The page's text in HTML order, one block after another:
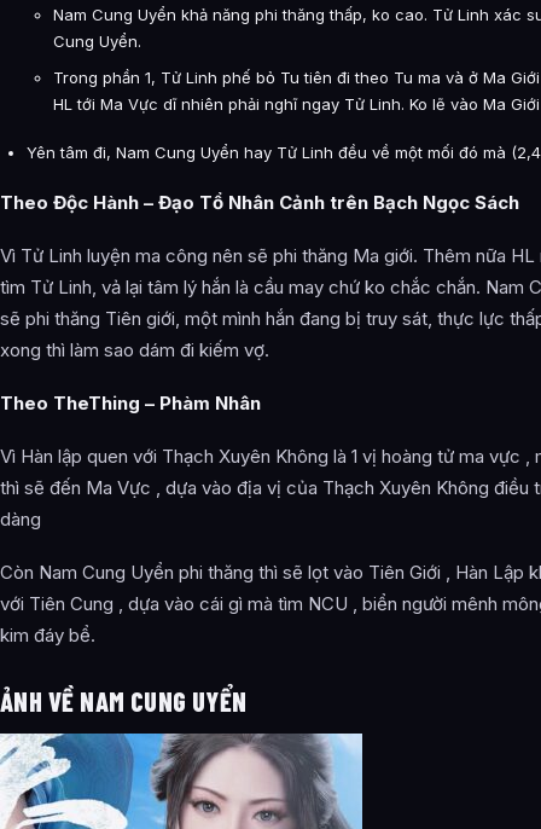
Nam Cung Uyển khả năng phi thăng thấp, ko cao. Tử Linh xác
Cung Uyển.
Trong phần 1, Tử Linh phế bỏ Tu tiên đi theo Tu ma và ở Ma
HL tới Ma Vực dĩ nhiên phải nghĩ ngay Tử Linh. Ko lẽ vào Ma
Yên tâm đi, Nam Cung Uyển hay Tử Linh đều về một mối đó mà
Theo Độc Hành – Đạo Tổ Nhân Cảnh trên Bạch Ngọc Sách
Vì Tử Linh luyện ma công nên sẽ phi thăng Ma giới. Thêm nữa
tìm Tử Linh, vả lại tâm lý hắn là cầu may chứ ko chắc chắn. Nam
sẽ phi thăng Tiên giới, một mình hắn đang bị truy sát, thực lực
xong thì làm sao dám đi kiếm vợ.
Theo TheThing – Phàm Nhân
Vì Hàn lập quen với Thạch Xuyên Không là 1 vị hoàng tử ma vực ,
thì sẽ đến Ma Vực , dựa vào địa vị của Thạch Xuyên Không điều
dàng
Còn Nam Cung Uyển phi thăng thì sẽ lọt vào Tiên Giới , Hàn Lập
với Tiên Cung , dựa vào cái gì mà tìm NCU , biển người mênh
kim đáy bể.
ẢNH VỀ NAM CUNG UYỂN